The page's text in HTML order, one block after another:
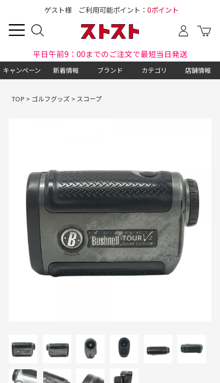
ゲスト様 ご利用可能ポイント： 0ポイント
平日午前9：00までのご注文で最短当日発送
キャンペーン 新着情報 ブランド カテゴリ 店舗情報
TOP > ゴルフグッズ> スコープ